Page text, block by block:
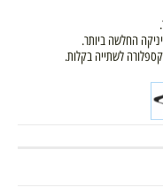
החלשה ביותר.
לשתייה בקלות.